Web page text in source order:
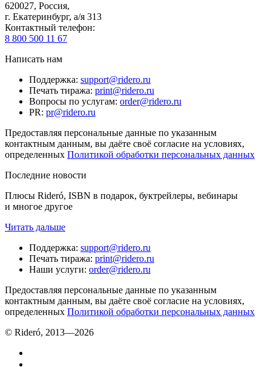
620027, Россия,
г. Екатеринбург, а/я 313
Контактный телефон:
8 800 500 11 67
Написать нам
Поддержка: support@ridero.ru
Печать тиража: print@ridero.ru
Вопросы по услугам: order@ridero.ru
PR: pr@ridero.ru
Предоставляя персональные данные по указанным
контактным данным, вы даёте своё согласие на условиях,
определенных Политикой обработки персональных данных
Последние новости
Плюсы Rideró, ISBN в подарок, буктрейлеры, вебинары
и многое другое
Читать дальше
Поддержка: support@ridero.ru
Печать тиража: print@ridero.ru
Наши услуги: order@ridero.ru
Предоставляя персональные данные по указанным
контактным данным, вы даёте своё согласие на условиях,
определенных Политикой обработки персональных данных
© Rideró, 2013—2026